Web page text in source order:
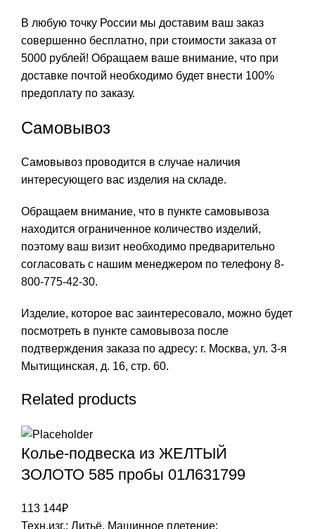
В любую точку России мы доставим ваш заказ
совершенно бесплатно, при стоимости заказа от
5000 рублей! Обращаем ваше внимание, что при
доставке почтой необходимо будет внести 100%
предоплату по заказу.
Самовывоз
Самовывоз проводится в случае наличия
интересующего вас изделия на складе.
Обращаем внимание, что в пункте самовывоза
находится ограниченное количество изделий,
поэтому ваш визит необходимо предварительно
согласовать с нашим менеджером по телефону 8-
800-775-42-30.
Изделие, которое вас заинтересовало, можно будет
посмотреть в пункте самовывоза после
подтверждения заказа по адресу: г. Москва, ул. 3-я
Мытищинская, д. 16, стр. 60.
Related products
Колье-подвеска из ЖЕЛТЫЙ
ЗОЛОТО 585 пробы 01Л631799
113 144₽
Техн.изг.: Литьё, Машинное плетение;